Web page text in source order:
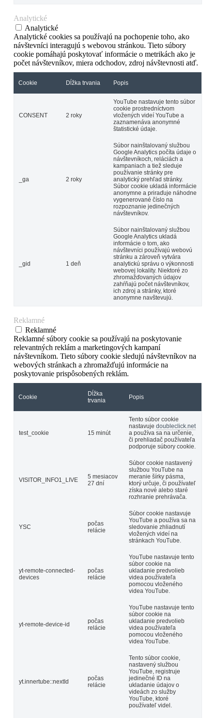
Analytické
Analytické
Analytické cookies sa používajú na pochopenie toho, ako
návštevníci interagujú s webovou stránkou. Tieto súbory
cookie pomáhajú poskytovať informácie o metrikách ako je
počet návštevníkov, miera odchodov, zdroj návštevnosti atď.
Cookie Dĺžka trvania Popis
CONSENT 2 roky
YouTube nastavuje tento súbor
cookie prostredníctvom
vložených videí YouTube a
zaznamenáva anonymné
štatistické údaje.
_ga 2 roky
Súbor nainštalovaný službou
Google Analytics počíta údaje o
návštevníkoch, reláciách a
kampaniach a tiež sleduje
používanie stránky pre
analytický prehľad stránky.
Súbor cookie ukladá informácie
anonymne a priraďuje náhodne
vygenerované číslo na
rozpoznanie jedinečných
návštevníkov.
_gid 1 deň
Súbor nainštalovaný službou
Google Analytics ukladá
informácie o tom, ako
návštevníci používajú webovú
stránku a zároveň vytvára
analytickú správu o výkonnosti
webovej lokality. Niektoré zo
zhromažďovaných údajov
zahŕňajú počet návštevníkov,
ich zdroj a stránky, ktoré
anonymne navštevujú.
Reklamné
Reklamné
Reklamné súbory cookie sa používajú na poskytovanie
relevantných reklám a marketingových kampaní
návštevníkom. Tieto súbory cookie sledujú návštevníkov na
webových stránkach a zhromažďujú informácie na
poskytovanie prispôsobených reklám.
Cookie
Dĺžka
trvania
Popis
test_cookie 15 minút
Tento súbor cookie
nastavuje doubleclick.net
a používa sa na určenie,
či prehliadač používateľa
podporuje súbory cookie.
VISITOR_INFO1_LIVE
5 mesiacov
27 dní
Súbor cookie nastavený
službou YouTube na
meranie šírky pásma,
ktorý určuje, či používateľ
získa nové alebo staré
rozhranie prehrávača.
YSC
počas
relácie
Súbor cookie nastavuje
YouTube a používa sa na
sledovanie zhliadnutí
vložených videí na
stránkach YouTube.
yt-remote-connected-
devices
počas
relácie
YouTube nastavuje tento
súbor cookie na
ukladanie predvolieb
videa používateľa
pomocou vloženého
videa YouTube.
yt-remote-device-id
počas
relácie
YouTube nastavuje tento
súbor cookie na
ukladanie predvolieb
videa používateľa
pomocou vloženého
videa YouTube.
yt.innertube::nextId
počas
relácie
Tento súbor cookie,
nastavený službou
YouTube, registruje
jedinečné ID na
ukladanie údajov o
videách zo služby
YouTube, ktoré
používateľ videl.